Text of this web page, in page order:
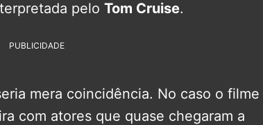
pelo Tom Cruise.
PUBLICIDADE
mera coincidência. No caso o filme
com atores que quase chegaram a